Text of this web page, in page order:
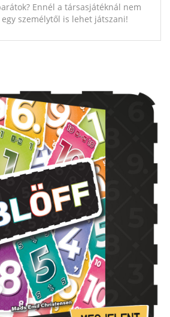
Ennél a társasjátéknál nem
személytől is lehet játszani!